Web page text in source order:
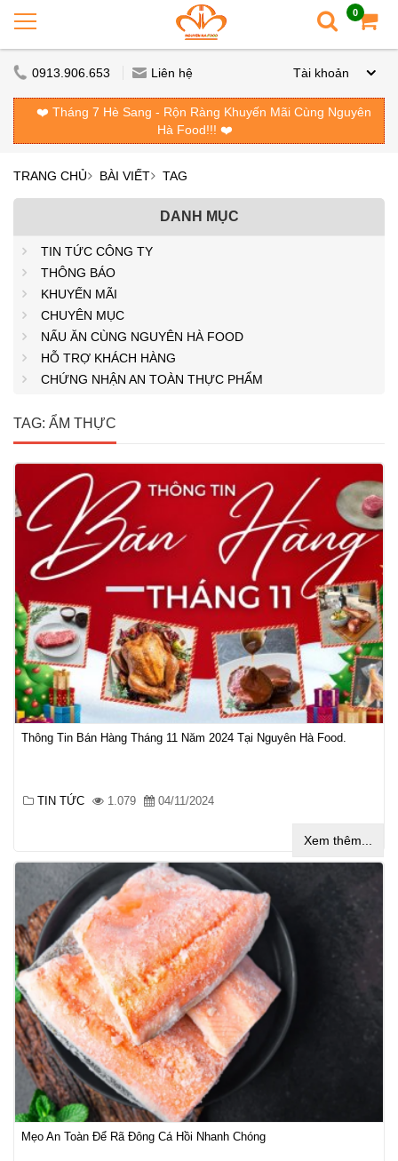
0
0913.906.653 Liên hệ Tài khoản
❤️ Tháng 7 Hè Sang - Rộn Ràng Khuyến Mãi Cùng Nguyên
Hà Food!!! ❤️
TRANG CHỦ BÀI VIẾT TAG
DANH MỤC
TIN TỨC CÔNG TY
THÔNG BÁO
KHUYẾN MÃI
CHUYÊN MỤC
NẤU ĂN CÙNG NGUYÊN HÀ FOOD
HỖ TRỢ KHÁCH HÀNG
CHỨNG NHẬN AN TOÀN THỰC PHẨM
TAG: ẨM THỰC
Thông Tin Bán Hàng Tháng 11 Năm 2024 Tại Nguyên Hà Food.
TIN TỨC 1.079 04/11/2024
Xem thêm...
Mẹo An Toàn Để Rã Đông Cá Hồi Nhanh Chóng